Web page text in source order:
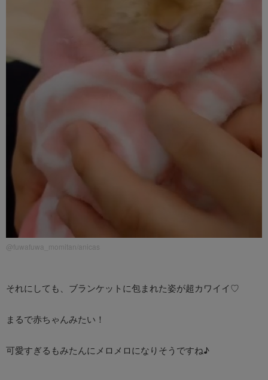
@fuwafuwa_momitan/anicas
それにしても、ブランケットに包まれた姿が超カワイイ♡
まるで赤ちゃんみたい！
可愛すぎるもみたんにメロメロになりそうですね♪